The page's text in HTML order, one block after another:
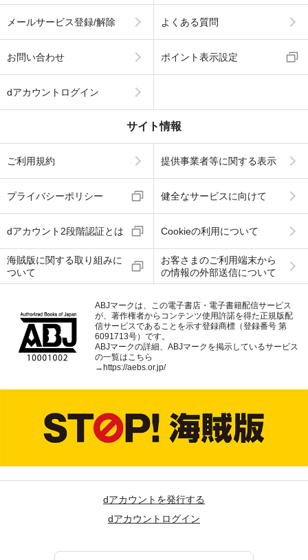
メールサービス登録/解除 よくある質問
お問い合わせ ポイント表示設定
dアカウントログイン
サイト情報
ご利用規約 提供事業者等に関する表示
プライバシーポリシー 健全なサービスに向けて
dアカウント2段階認証とは Cookieの利用について
海賊版に関する取り組みに
ついて
お客さまのご利用端末から
の情報の外部送信について
ABJマークは、この電子書店・電子書籍配信サービス
が、著作権者からコンテンツ使用許諾を得た正規版配
信サービスであることを示す登録商標（登録番号 第
6091713号）です。
ABJマークの詳細、ABJマークを掲示しているサービス
の一覧はこちら
→https://aebs.or.jp/
dアカウントを発行する
dアカウントログイン